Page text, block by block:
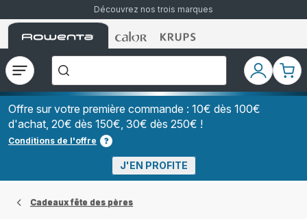
Découvrez nos trois marques
Accueil
Rowenta
Accueil
Rowenta
Accueil
Rowenta
Ouvrir
le
menu
recherchez-
vous
?","Aspirateurs
à
Grains","Centrales
Vapeurs","Sèche
Cheveux"]
Mon
compte
Mon
Offre sur votre première commande : 10€ dès 100€
d'achat, 20€ dès 150€, 30€ dès 250€ !
Conditions de l'offre
J'EN PROFITE
Cadeaux fête des pères